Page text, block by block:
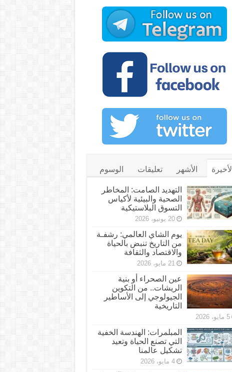
الأخيرة الأشهر تعليقات الوسوم
التهديد الصامت: المخاطر
الصحية والبيئية لأكياس
التسوق البلاستيكية
20 يونيو، 2026
يوم الشاي العالمي: رشفـة
من التاريخ تنبض بالحياة
والاقتصاد والثقافة
21 مايو، 2026
عين الصحراء أو بنية
الريشات.. من التكوين
الجيولوجي إلى الأساطير
التاريخية
5 مايو، 2026
المبلمرات: الهندسة الخفية
التي تصنع الحياة وتعيد
تشكيل عالمنا
4 مايو، 2026